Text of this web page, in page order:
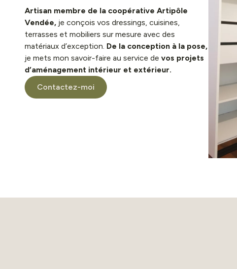
Artisan membre de la coopérative Artipôle
Vendée, je conçois vos dressings, cuisines,
terrasses et mobiliers sur mesure avec des
matériaux d’exception. De la conception à la pose,
je mets mon savoir-faire au service de vos projets
d’aménagement intérieur et extérieur.
Contactez-moi